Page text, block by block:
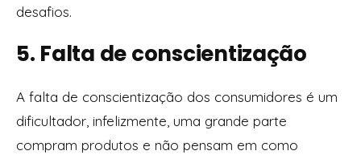
desafios.
5. Falta de conscientização
A falta de conscientização dos consumidores é um
dificultador, infelizmente, uma grande parte
compram produtos e não pensam em como